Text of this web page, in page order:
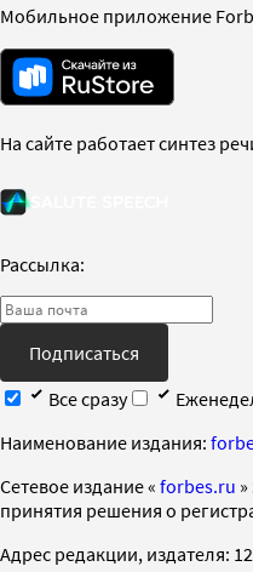
Мобильное приложение
На сайте работает синтез
Рассылка:
Подписаться
Все сразу
Наименование издания:
Cетевое издание « forbes.ru
принятия решения о
Адрес редакции, издателя: